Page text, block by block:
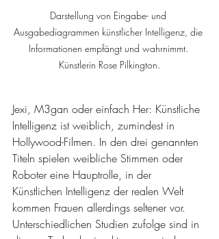
Darstellung von Eingabe- und
Ausgabediagrammen künstlicher Intelligenz, die
Informationen empfängt und wahrnimmt.
Künstlerin Rose Pilkington.
Jexi, M3gan oder einfach Her: Künstliche
Intelligenz ist weiblich, zumindest in
Hollywood-Filmen. In den drei genannten
Titeln spielen weibliche Stimmen oder
Roboter eine Hauptrolle, in der
Künstlichen Intelligenz der realen Welt
kommen Frauen allerdings seltener vor.
Unterschiedlichen Studien zufolge sind in